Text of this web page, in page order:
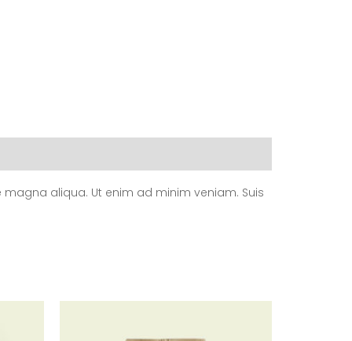
aliqua. Ut enim ad minim veniam. Suis